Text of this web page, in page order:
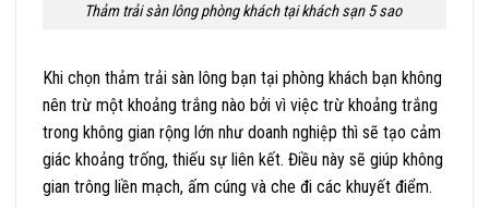
Thảm trải sàn lông phòng khách tại khách sạn 5 sao
Khi chọn thảm trải sàn lông bạn tại phòng khách bạn không
nên trừ một khoảng trắng nào bởi vì việc trừ khoảng trắng
trong không gian rộng lớn như doanh nghiệp thì sẽ tạo cảm
giác khoảng trống, thiếu sự liên kết. Điều này sẽ giúp không
gian trông liền mạch, ấm cúng và che đi các khuyết điểm.